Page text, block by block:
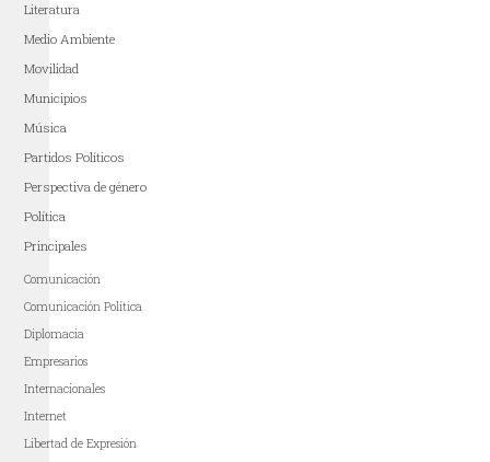
Literatura
Medio Ambiente
Movilidad
Municipios
Música
Partidos Políticos
Perspectiva de género
Política
Principales
Comunicación
Comunicación Política
Diplomacia
Empresarios
Internacionales
Internet
Libertad de Expresión